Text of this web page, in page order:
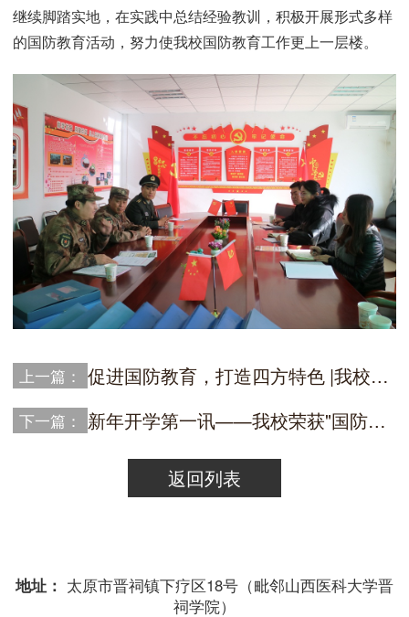
继续脚踏实地，在实践中总结经验教训，积极开展形式多样
的国防教育活动，努力使我校国防教育工作更上一层楼。
上一篇： 促进国防教育，打造四方特色 |我校领导赴邯郸国防参观交流
下一篇： 新年开学第一讯——我校荣获"国防教育先进单位"称号！
返回列表
地址： 太原市晋祠镇下疗区18号（毗邻山西医科大学晋
祠学院）